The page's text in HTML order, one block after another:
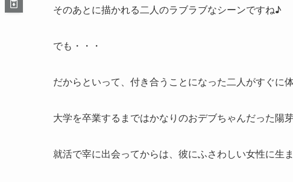
そのあとに描かれる二人のラブラブなシーンですね♪
でも・・・
だからといって、付き合うことになった二人がすぐに
大学を卒業するまではかなりのおデブちゃんだった陽
就活で宰に出会ってからは、彼にふさわしい女性に生